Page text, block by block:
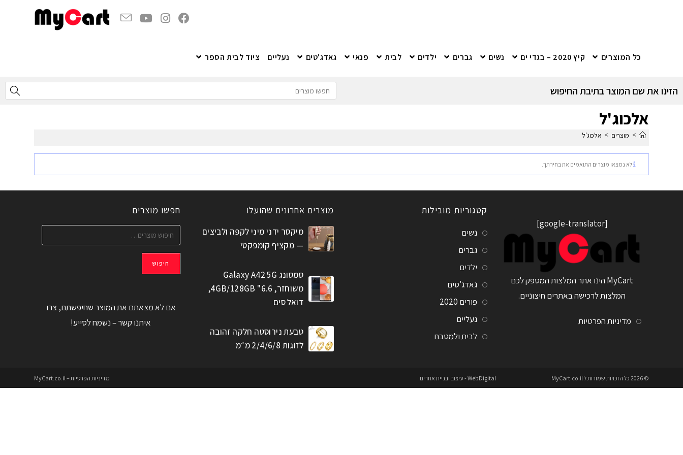
כל המוצרים קיץ 2020 – בגדי ים נשים גברים ילדים לבית פנאי גאדג'טים נעליים ציוד לבית הספר
הזינו את שם המוצר בתיבת החיפוש
אלכוג'ל
> מוצרים > אלכוג'ל
לא נמצאו מוצרים התואמים את בחירתך.
[google-translator]
MyCart הינו אתר המלצות המספק לכם
המלצות לרכישה באתרים חיצוניים.
מדיניות הפרטיות
קטגוריות מובילות
נשים
גברים
ילדים
גאדג'טים
פורים 2020
נעליים
לבית ולמטבח
מוצרים אחרונים שהועלו
מיקסר ידני מיני לקפה ולביצים
— מקציף קומפקטי
סמסונג Galaxy A42 5G
משוחזר, 6.6" 4GB/128GB,
דואל סים
טבעת נירוסטה חלקה זהובה
לזוגות 2/4/6/8 מ״מ
חפשו מוצרים
חיפוש
אם לא מצאתם את המוצר שחיפשתם, צרו
איתנו קשר – נשמח לסייע!
מדיניות הפרטיות – MyCart.co.il © 2026 כל הזכויות שמורות ל MyCart.co.il
WebDigital- עיצוב ובניית אתרים